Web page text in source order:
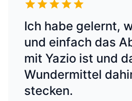
Ich habe gelernt,
und einfach das
mit Yazio ist und
Wundermittel
stecken.